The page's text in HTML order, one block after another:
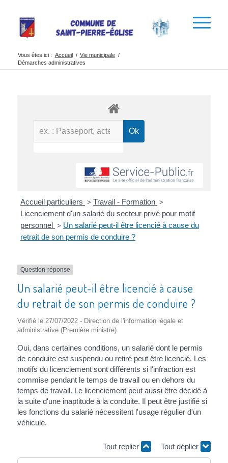
Vous êtes ici : Accueil / Vie municipale /
Démarches administratives
Accueil particuliers > Travail - Formation >
Licenciement d'un salarié du secteur privé pour motif
personnel > Un salarié peut-il être licencié à cause du
retrait de son permis de conduire ?
Question-réponse
Un salarié peut-il être licencié à cause
du retrait de son permis de conduire ?
Vérifié le 27/07/2022 - Direction de l'information légale et
administrative (Première ministre)
Oui, dans certaines conditions, un salarié dont le permis
de conduire est suspendu ou retiré peut être licencié. Les
motifs du licenciement sont différents si l'infraction est
commise pendant le temps de travail ou en dehors du
temps de travail. Le licenciement peut aussi être décidé à
la suite d'une inaptitude à la conduite. Il peut être justifié si
les fonctions du salarié nécessitent l'usage régulier d'un
véhicule.
Tout replier Tout déplier